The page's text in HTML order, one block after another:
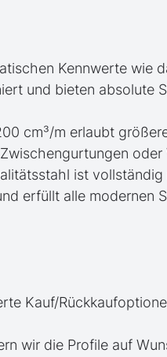
Kennwerte wie
und bieten absolute
cm³/m erlaubt
oder
ist
erfüllt alle modernen
Kauf/
wir die Profile auf